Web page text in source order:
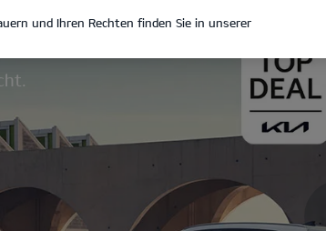
und Ihren Rechten finden Sie in unserer